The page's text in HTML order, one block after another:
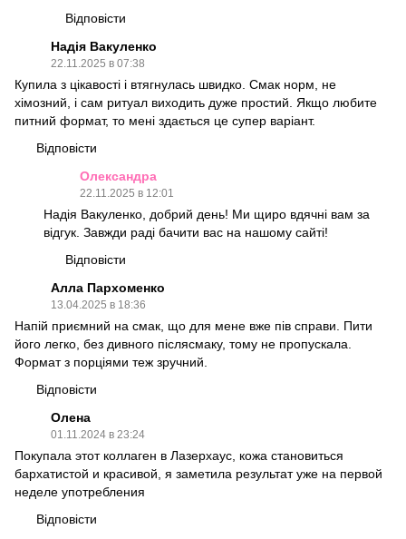
Відповісти
Надія Вакуленко
22.11.2025 в 07:38
Купила з цікавості і втягнулась швидко. Смак норм, не
хімозний, і сам ритуал виходить дуже простий. Якщо любите
питний формат, то мені здається це супер варіант.
Відповісти
Олександра
22.11.2025 в 12:01
Надія Вакуленко, добрий день! Ми щиро вдячні вам за
відгук. Завжди раді бачити вас на нашому сайті!
Відповісти
Алла Пархоменко
13.04.2025 в 18:36
Напій приємний на смак, що для мене вже пів справи. Пити
його легко, без дивного післясмаку, тому не пропускала.
Формат з порціями теж зручний.
Відповісти
Олена
01.11.2024 в 23:24
Покупала этот коллаген в Лазерхаус, кожа становиться
бархатистой и красивой, я заметила результат уже на первой
неделе употребления
Відповісти